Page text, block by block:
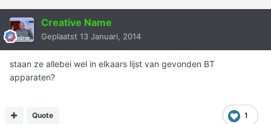
Creative Name
Geplaatst 13 Januari, 2014
staan ze allebei wel in elkaars lijst van gevonden BT
apparaten?
1
Quote